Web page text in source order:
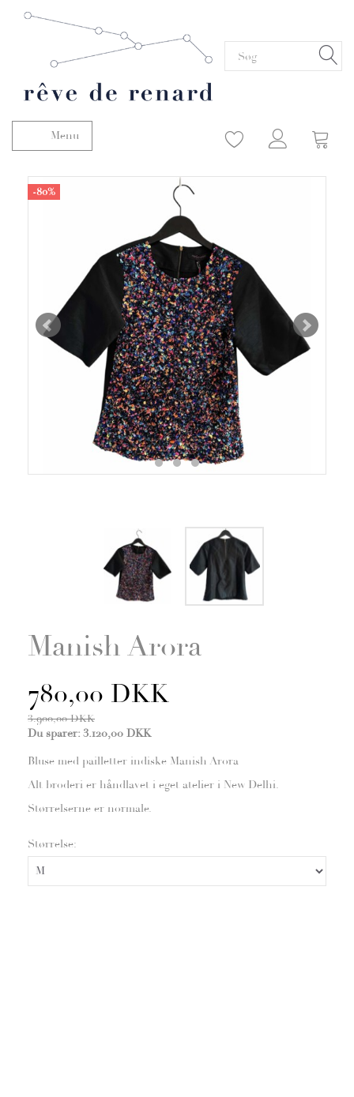
Skifte navigation
Menu
-80%
Manish Arora
780,00 DKK
3.900,00 DKK
Du sparer: 3.120,00 DKK
Bluse med pailletter indiske Manish Arora
Alt broderi er håndlavet i eget atelier i New Delhi.
Størrelserne er normale.
Størrelse: